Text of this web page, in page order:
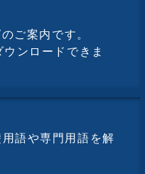
ご案内です。
ンロードできま
語や専門用語を解